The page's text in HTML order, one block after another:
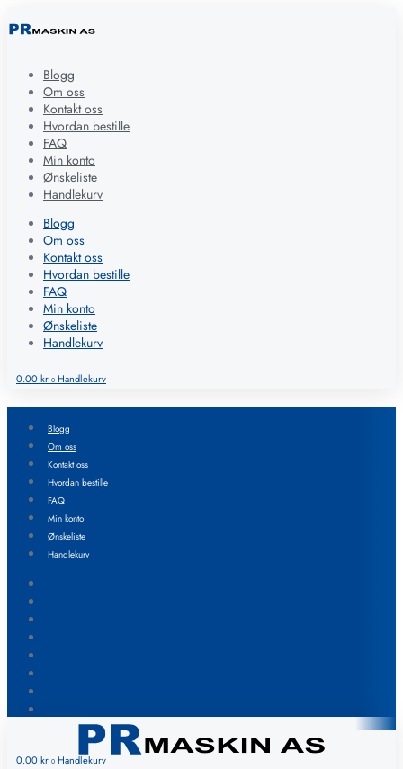
Blogg
Om oss
Kontakt oss
Hvordan bestille
FAQ
Min konto
Ønskeliste
Handlekurv
Blogg
Om oss
Kontakt oss
Hvordan bestille
FAQ
Min konto
Ønskeliste
Handlekurv
0.00kr 0 Handlekurv
Blogg
Om oss
Kontakt oss
Hvordan bestille
FAQ
Min konto
Ønskeliste
Handlekurv
0.00kr 0 Handlekurv